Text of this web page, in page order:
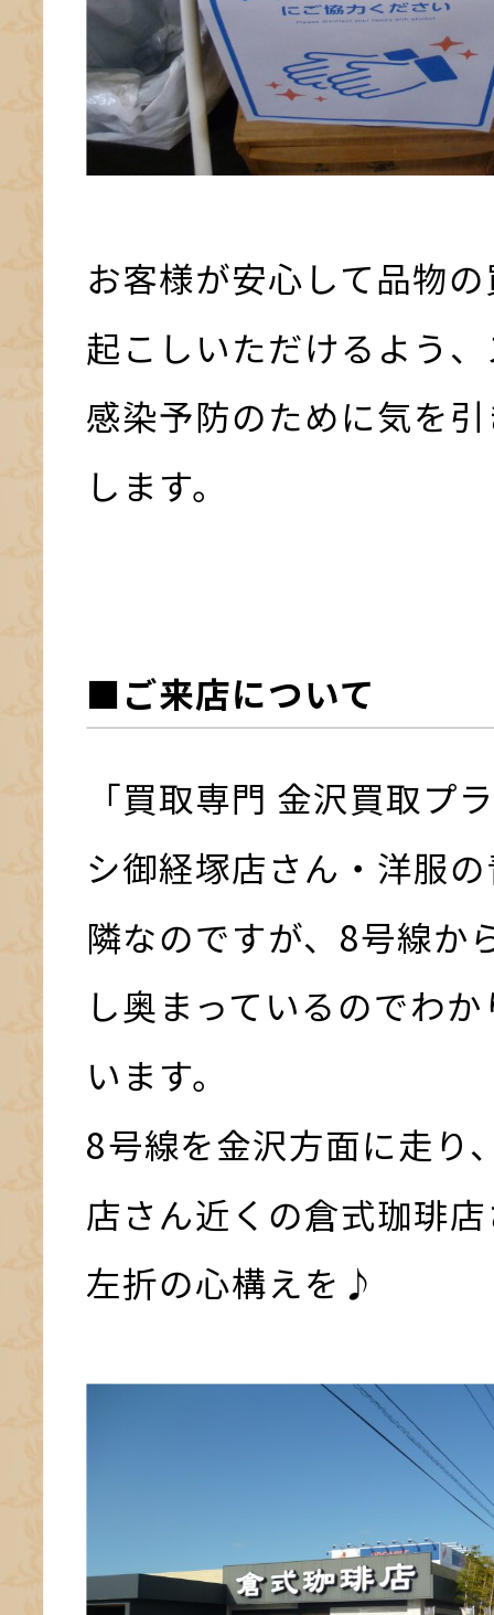
お客様が安心して品物
起こしいただけるよう
感染予防のために気を
します。
■ご来店について
「買取専門 金沢買取プ
シ御経塚店さん・洋服
隣なのですが、8号線か
し奥まっているのでわ
います。
8号線を金沢方面に走り
店さん近くの倉式珈琲
左折の心構えを♪